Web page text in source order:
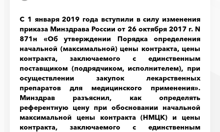
С 1 января 2019 года вступили в силу изменения
приказа Минздрава России от 26 октября 2017 г. N
871н «Об утверждении Порядка определения
начальной (максимальной) цены контракта, цены
контракта, заключаемого с единственным
поставщиком (подрядчиком, исполнителем), при
осуществлении закупок лекарственных
препаратов для медицинского применения».
Минздрав разъяснил, как определять
референтную цену при обосновании начальной
максимальной цены контракта (НМЦК) и цены
контракта, заключаемого с единственным